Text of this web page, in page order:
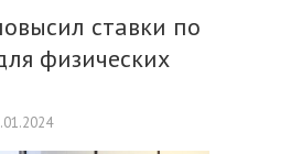
ставки по
физических